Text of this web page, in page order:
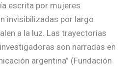
escrita por mujeres
invisibilizadas por largo
a la luz. Las trayectorias
son narradas en
argentina” (Fundación